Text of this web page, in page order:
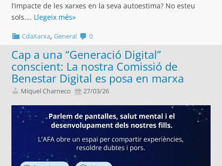
l’impacte de les xarxes en la seva autoestima? No esteu
sols.… Llegeix més»
CdaXarxa,General 0
Cap a una “Generació Digital”
conscient: La nostra Comissió de
Benestar Digital es posa en marxa
Miquel Charneco 27/03/26